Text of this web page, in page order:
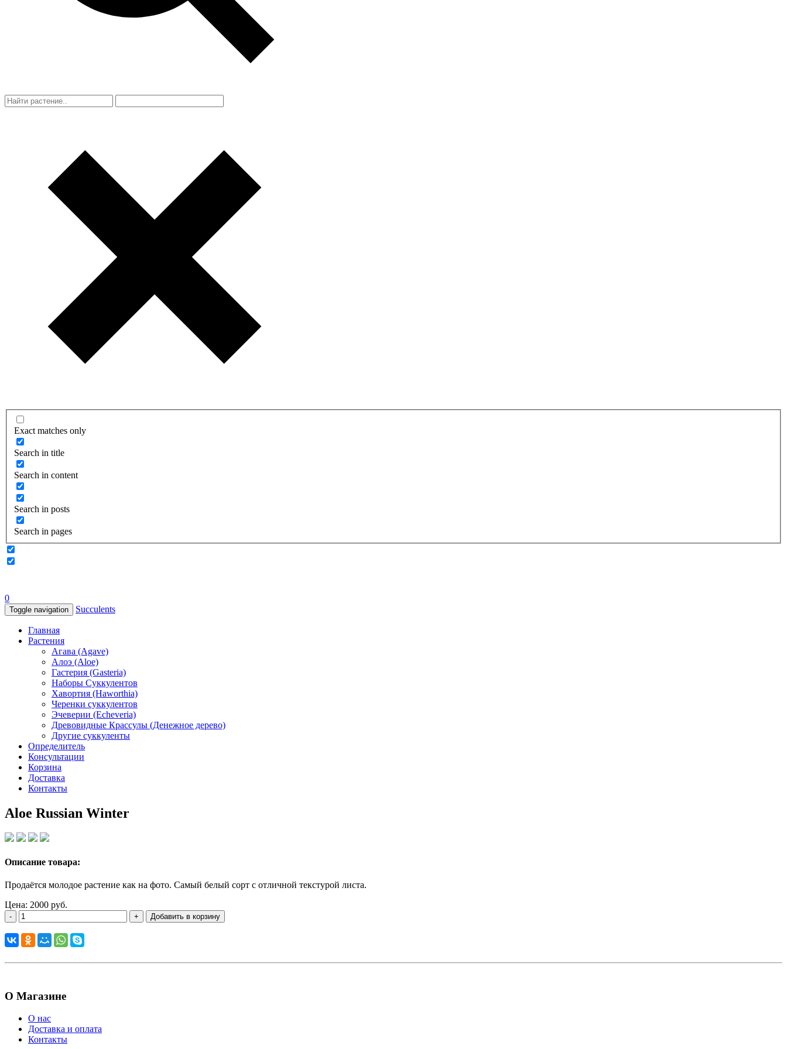
Exact matches only
Search in title
Search in content
Search in posts
Search in pages
0
Toggle navigation Succulents
Главная
Растения
Агава (Agave)
Алоэ (Aloe)
Гастерия (Gasteria)
Наборы Суккулентов
Хавортия (Haworthia)
Черенки суккулентов
Эчеверии (Echeveria)
Древовидные Крассулы (Денежное дерево)
Другие суккуленты
Определитель
Консультации
Корзина
Доставка
Контакты
Aloe Russian Winter
Описание товара:
Продаётся молодое растение как на фото. Самый белый сорт с отличной текстурой листа.
Цена: 2000 руб.
- + Добавить в корзину
О Магазине
О нас
Доставка и оплата
Контакты